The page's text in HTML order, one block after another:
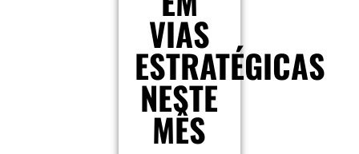
VIAS
ESTRATÉGICAS
NESTE
MÊS